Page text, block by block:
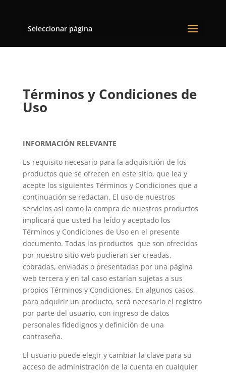
Seleccionar página
Términos y Condiciones de
Uso
INFORMACIÓN RELEVANTE
Es requisito necesario para la adquisición de los
productos que se ofrecen en este sitio, que lea y
acepte los siguientes Términos y Condiciones que a
continuación se redactan. El uso de nuestros
servicios así como la compra de nuestros productos
implicará que usted ha leído y aceptado los
Términos y Condiciones de Uso en el presente
documento. Todas los productos que son ofrecidos
por nuestro sitio web pudieran ser creadas,
cobradas, enviadas o presentadas por una página
web tercera y en tal caso estarían sujetas a sus
propios Términos y Condiciones. En algunos casos,
para adquirir un producto, será necesario el registro
por parte del usuario, con ingreso de datos
personales fidedignos y definición de una
contraseña.
El usuario puede elegir y cambiar la clave para su
acceso de administración de la cuenta en cualquier